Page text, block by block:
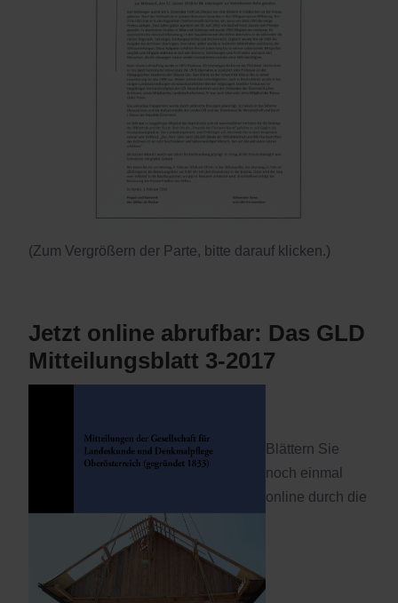
(Zum Vergrößern der Parte, bitte darauf klicken.)
Jetzt online abrufbar: Das GLD
Mitteilungsblatt 3-2017
Blättern Sie
noch einmal
online durch die